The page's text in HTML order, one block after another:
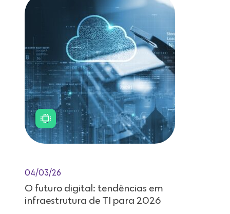
04/03/26
O futuro digital: tendências em
infraestrutura de TI para 2026